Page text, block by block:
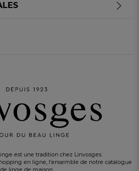
est une tradition chez Linvosges.
en ligne, l'ensemble de notre catalogue
de linge de maison.